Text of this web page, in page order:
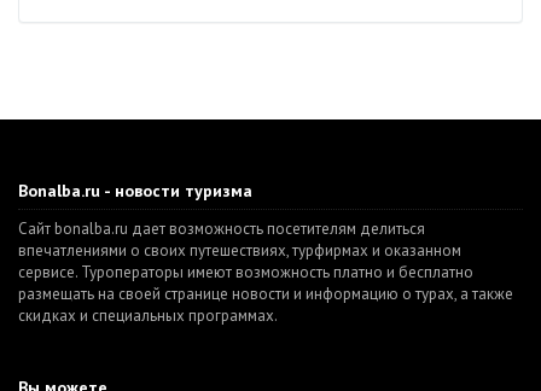
Bonalba.ru - новости туризма
Сайт bonalba.ru дает возможность посетителям делиться
впечатлениями о своих путешествиях, турфирмах и оказанном
сервисе. Туроператоры имеют возможность платно и бесплатно
размещать на своей странице новости и информацию о турах, а также
скидках и специальных программах.